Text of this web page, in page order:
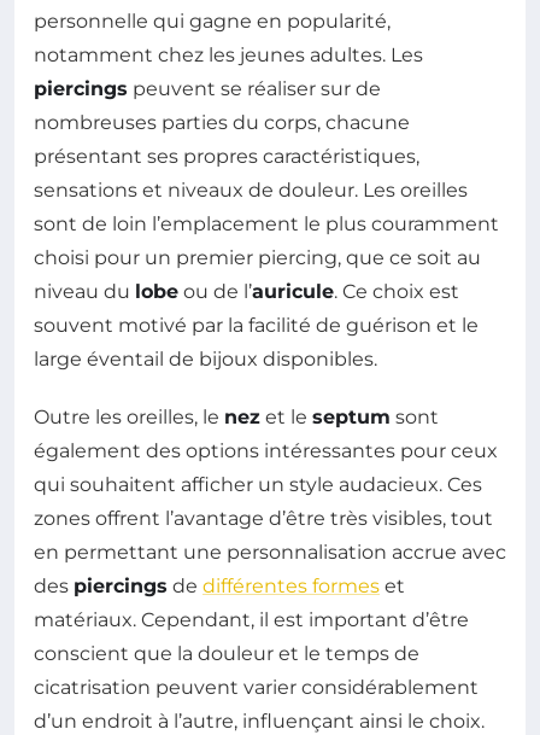
personnelle qui gagne en popularité,
notamment chez les jeunes adultes. Les
piercings peuvent se réaliser sur de
nombreuses parties du corps, chacune
présentant ses propres caractéristiques,
sensations et niveaux de douleur. Les oreilles
sont de loin l’emplacement le plus couramment
choisi pour un premier piercing, que ce soit au
niveau du lobe ou de l’auricule. Ce choix est
souvent motivé par la facilité de guérison et le
large éventail de bijoux disponibles.
Outre les oreilles, le nez et le septum sont
également des options intéressantes pour ceux
qui souhaitent afficher un style audacieux. Ces
zones offrent l’avantage d’être très visibles, tout
en permettant une personnalisation accrue avec
des piercings de différentes formes et
matériaux. Cependant, il est important d’être
conscient que la douleur et le temps de
cicatrisation peuvent varier considérablement
d’un endroit à l’autre, influençant ainsi le choix.